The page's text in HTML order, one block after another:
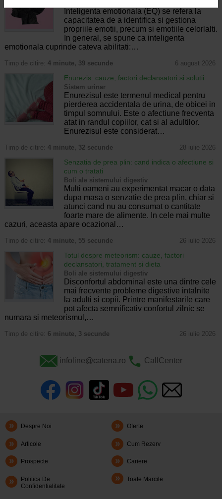
Inteligenta emotionala (EQ) se refera la
capacitatea de a identifica si gestiona
propriile emotii, precum si emotiile celorlalti.
In general, se spune ca inteligenta
emotionala cuprinde cateva abilitati:…
Timp de citire: 4 minute, 39 secunde 6 august 2026
Enurezis: cauze, factori declansatori si solutii
Sistem urinar
Enurezisul este termenul medical pentru
pierderea accidentala de urina, de obicei in
timpul somnului. Este o afectiune frecventa
atat in randul copiilor, cat si al adultilor.
Enurezisul este considerat…
Timp de citire: 4 minute, 32 secunde 28 iulie 2026
Senzatia de prea plin: cand indica o afectiune si
cum o tratati
Boli ale sistemului digestiv
Multi oameni au experimentat macar o data
dupa masa o senzatie de prea plin, chiar si
atunci cand nu au consumat o cantitate
foarte mare de alimente. In cele mai multe
cazuri, aceasta apare ocazional…
Timp de citire: 4 minute, 55 secunde 26 iulie 2026
Totul despre meteorism: cauze, factori
declansatori, tratament si dieta
Boli ale sistemului digestiv
Disconfortul abdominal este una dintre cele
mai frecvente probleme digestive intalnite
la adulti si copii. Printre manifestarile care
pot afecta semnificativ confortul zilnic se
numara si meteorismul,…
Timp de citire: 6 minute, 3 secunde 26 iulie 2026
infoline@catena.ro CallCenter
Despre Noi Oferte
Articole Cum Rezerv
Prospecte Cariere
Politica De
Confidentialitate
Toate Marcile